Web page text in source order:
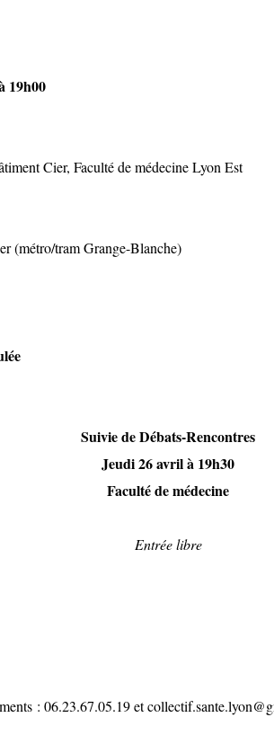
19h00
Cier, Faculté de médecine Lyon Est
(métro/tram Grange-Blanche)
Suivie de Débats-Rencontres
Jeudi 26 avril à 19h30
Faculté de médecine
Entrée libre
: 06.23.67.05.19 et